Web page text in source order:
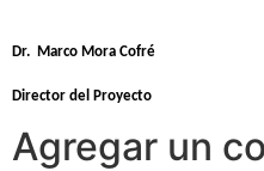
Dr. Marco Mora Cofré
Director del Proyecto
Agregar un